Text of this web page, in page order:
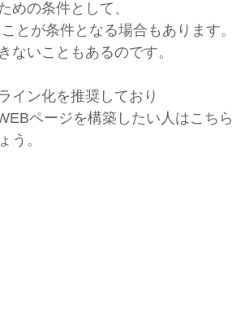
めの条件として、
とが条件となる場合もあります。
ないこともあるのです。
イン化を推奨しており
ページを構築したい人はこちら
う。